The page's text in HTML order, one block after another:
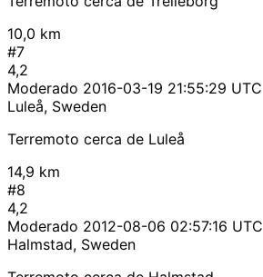
10,0 km
#7
4,2
Moderado 2016-03-19 21:55:29 UTC
Luleå, Sweden
Terremoto cerca de Luleå
14,9 km
#8
4,2
Moderado 2012-08-06 02:57:16 UTC
Halmstad, Sweden